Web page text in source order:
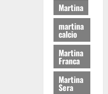
Martina
martina
calcio
Martina
Franca
Martina
Sera